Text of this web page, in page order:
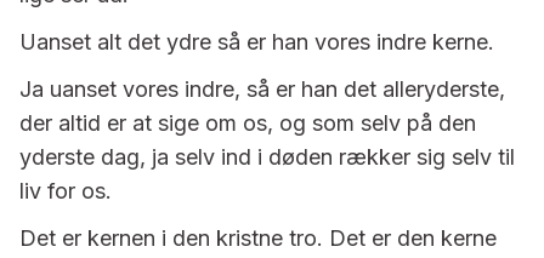
Uanset alt det ydre så er han vores indre kerne.
Ja uanset vores indre, så er han det alleryderste,
der altid er at sige om os, og som selv på den
yderste dag, ja selv ind i døden rækker sig selv til
liv for os.
Det er kernen i den kristne tro. Det er den kerne